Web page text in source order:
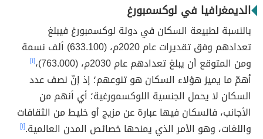
الديمغرافيا في لوكسمبورغ
بالنسبة لطبيعة السكان في دولة لوكسمبورغ فيبلغ
تعدادهم وفق تقديرات عام 2020م، (633.100) ألف نسمة
ومن المتوقع أن يبلغ تعدادهم عام 2030م، (763.000)،
[١]
أهمّ ما يميز هؤلاء السكان هو تنوعهم؛ إذ إنّ نصف عدد
السكان لا يحمل الجنسية اللوكسمورغية؛ أي أنهم من
الأجانب، فالسكان فيها عبارة عن مزيج أو خليط من الثقافات
واللغات، وهو الأمر الذي يمنحها خصائص المدن العالمية.[١]